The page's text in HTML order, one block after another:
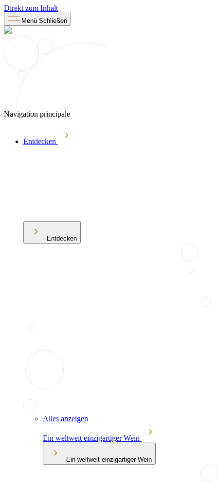
Direkt zum Inhalt
Menü Schließen
Navigation principale
Entdecken
Entdecken
Alles anzeigen
Ein weltweit einzigartiger Wein
Ein weltweit einzigartiger Wein